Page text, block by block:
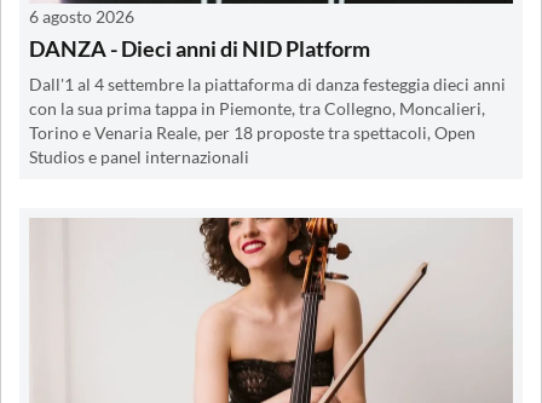
6 agosto 2026
DANZA - Dieci anni di NID Platform
Dall'1 al 4 settembre la piattaforma di danza festeggia dieci anni
con la sua prima tappa in Piemonte, tra Collegno, Moncalieri,
Torino e Venaria Reale, per 18 proposte tra spettacoli, Open
Studios e panel internazionali